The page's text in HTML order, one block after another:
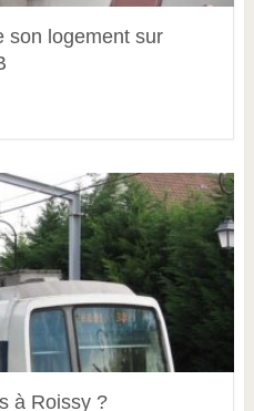
son logement sur
à Roissy ?